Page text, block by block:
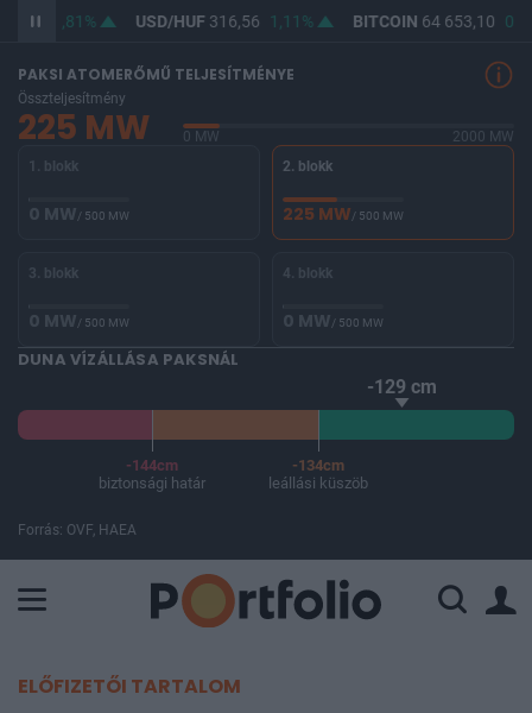
0,81% USD/HUF316,56 1,11% BITCOIN64 653,10
PAKSI ATOMERŐMŰ TELJESÍTMÉNYE
Összteljesítmény
225 MW 0 MW
2000 MW
1. blokk
0 MW/ 500 MW
2. blokk
225 MW/ 500 MW
3. blokk
0 MW/ 500 MW
4. blokk
0 MW/ 500 MW
DUNA VÍZÁLLÁSA PAKSNÁL
-129 cm
-144cm
biztonsági határ
-134cm
leállási küszöb
Forrás: OVF, HAEA
ELŐFIZETŐI TARTALOM